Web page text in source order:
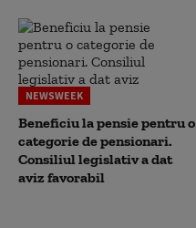
NEWSWEEK
Beneficiu la pensie pentru o
categorie de pensionari.
Consiliul legislativ a dat
aviz favorabil